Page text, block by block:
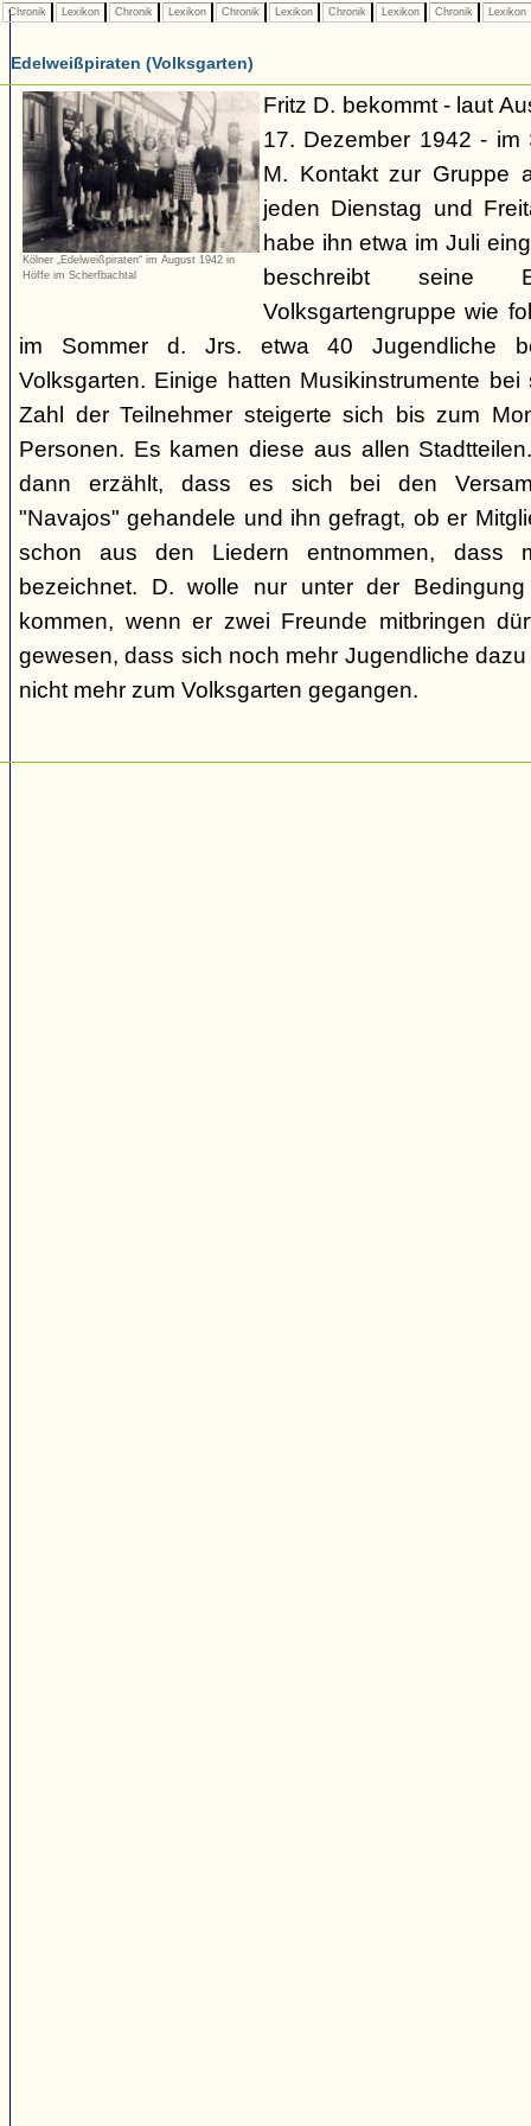
Chronik Lexikon Chronik Lexikon Chronik Lexikon Chronik Lexikon Chronik Lexikon
Edelweißpiraten (Volksgarten)
Kölner „Edelweißpiraten“ im August 1942 in
Höffe im Scherfbachtal
Fritz D. bekommt - laut
17. Dezember 1942 - im
M. Kontakt zur Gruppe
jeden Dienstag und
habe ihn etwa im Juli
beschreibt seine
Volksgartengruppe wie
im Sommer d. Jrs. etwa 40 Jugendliche
Volksgarten. Einige hatten Musikinstrumente
Zahl der Teilnehmer steigerte sich bis zum
Personen. Es kamen diese aus allen
dann erzählt, dass es sich bei den
"Navajos" gehandele und ihn gefragt, ob er
schon aus den Liedern entnommen, dass
bezeichnet. D. wolle nur unter der
kommen, wenn er zwei Freunde mitbringen
gewesen, dass sich noch mehr Jugendliche
nicht mehr zum Volksgarten gegangen.